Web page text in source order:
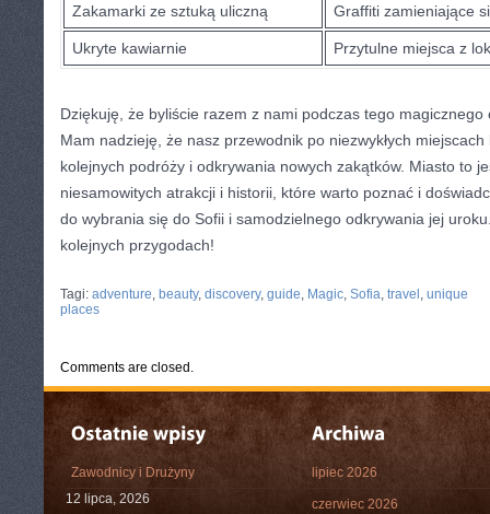
Zakamarki ze sztuką ⁤uliczną Graffiti zamieniające
Ukryte kawiarnie Przytulne miejsca z
Dziękuję, że byliście razem z nami podczas tego
Mam nadzieję,⁤ że ​nasz‌ przewodnik po niezwykłych
kolejnych podróży i ⁤odkrywania nowych zakątków. Miasto to
niesamowitych ‍atrakcji i historii, ​które warto poznać i
⁢do wybrania się do Sofii i samodzielnego ‌odkrywania ‌jej
kolejnych‌ przygodach!
Tagi: adventure beauty, discovery, guide Magic Sofia travel unique
places
Comments are closed.
Zawodnicy i Drużyny
12 lipca, 2026
lipiec 2026
czerwiec 2026